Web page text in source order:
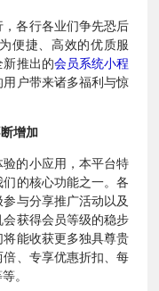
各行各业们争先恐后
便捷、高效的优质服
新推出的会员系统小程
户带来诸多福利与惊
增加
的小应用，本平台特
的核心功能之一。各
与分享推广活动以及
获得会员等级的稳步
能收获更多独具尊贵
、专享优惠折扣、每
。